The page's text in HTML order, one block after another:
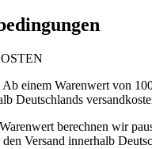
Ab einem Warenwert von
Deutschlands
berechnen wir
Versand innerhalb